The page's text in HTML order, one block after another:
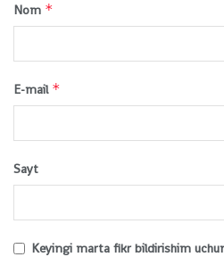
Nom *
E-mail *
Sayt
Keyingi marta fikr bildirishim